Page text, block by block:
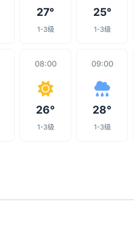
27°
1-3级
25°
1-3级
08:00
26°
1-3级
09:00
28°
1-3级